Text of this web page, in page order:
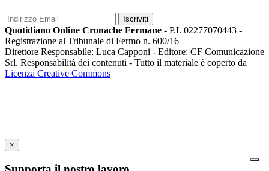
Iscriviti
Quotidiano Online Cronache Fermane - P.I. 02277070443 -
Registrazione al Tribunale di Fermo n. 600/16
Direttore Responsabile: Luca Capponi - Editore: CF Comunicazione
Srl. Responsabilità dei contenuti - Tutto il materiale è coperto da
Licenza Creative Commons
×